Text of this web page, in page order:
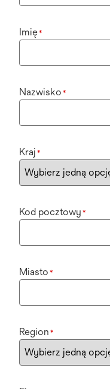
Imię*
Nazwisko *
Kraj *
Kod pocztowy *
Miasto *
Region *